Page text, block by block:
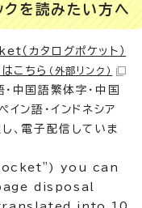
クを読みたい方へ
カタログポケット）
こちら （外部リンク）
中国語繁体字・中国
イン語・インドネシア
し、電子配信していま
you can
disposal